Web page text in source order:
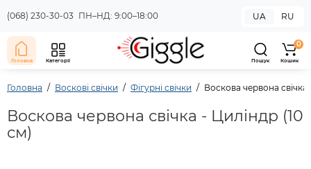
(068) 230-30-03 ПН–НД: 9:00–18:00 UA RU
Головна Категорії Пошук
0
Кошик
Головна Воскові свічки Фігурні свічки Воскова червона
Воскова червона свічка - Циліндр (10
см)